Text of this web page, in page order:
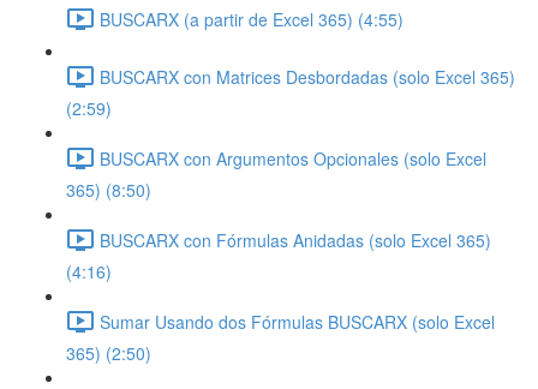
BUSCARX (a partir de Excel 365) (4:55)
BUSCARX con Matrices Desbordadas (solo Excel 365)
(2:59)
BUSCARX con Argumentos Opcionales (solo Excel
365) (8:50)
BUSCARX con Fórmulas Anidadas (solo Excel 365)
(4:16)
Sumar Usando dos Fórmulas BUSCARX (solo Excel
365) (2:50)